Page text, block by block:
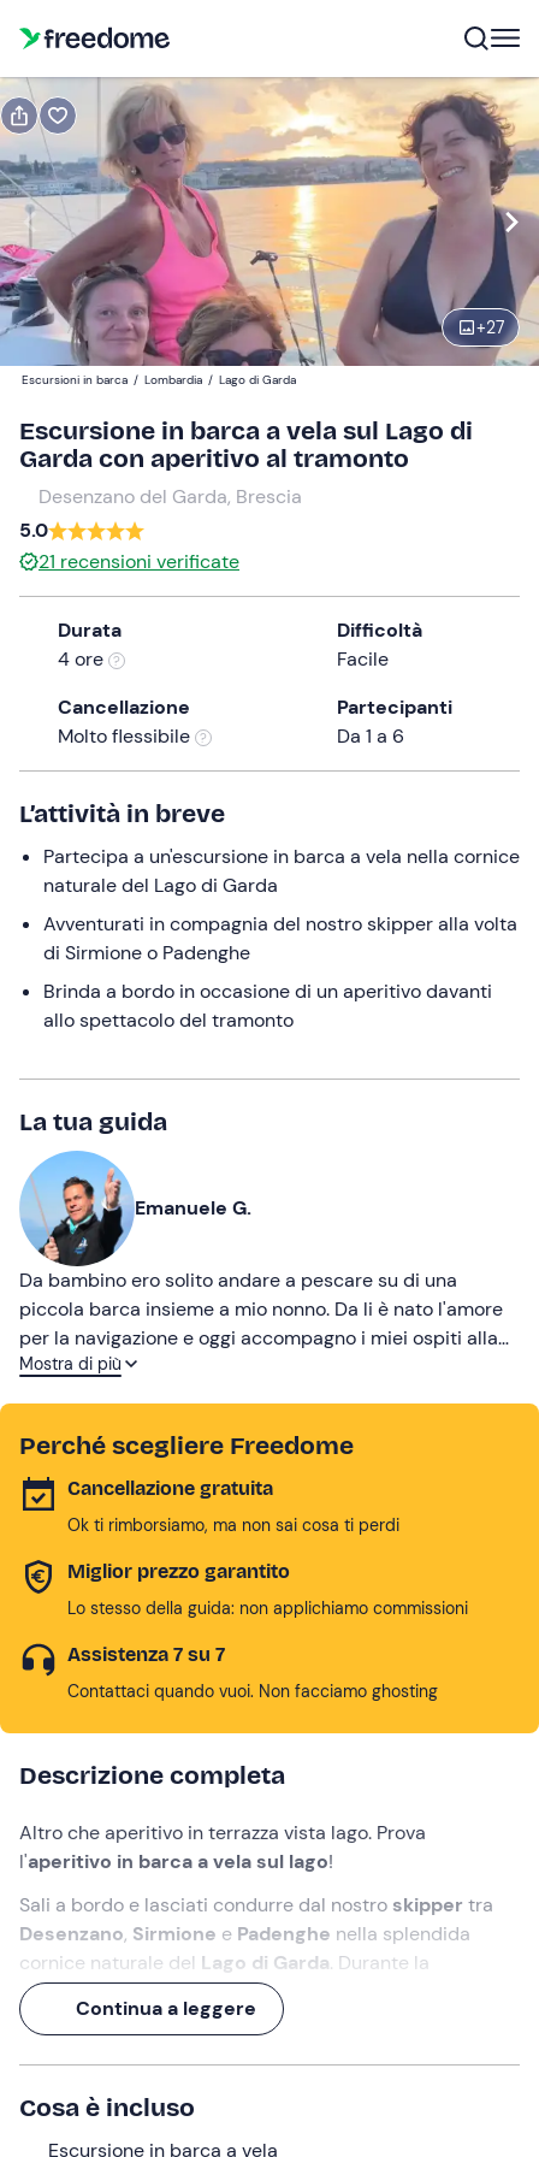
+27
Prenota Regala
Navigate
forward
to
interact
with
the
and
select
date.
Press
the
question
mark
keyboard
shortcuts
for
changing
dates.
Modifica
15:30 Modifica
Partecipanti
89 €
1
Escursioni in barca / Lombardia / Lago di Garda
Escursione in barca a vela sul Lago di
Garda con aperitivo al tramonto
Desenzano del Garda, Brescia
5.0
21 recensioni verificate
Durata
4 ore
Difficoltà
Facile
Cancellazione
Molto flessibile
Partecipanti
Da 1 a 6
L’attività in breve
Partecipa a un'escursione in barca a vela nella cornice
naturale del Lago di Garda
Avventurati in compagnia del nostro skipper alla volta
di Sirmione o Padenghe
Brinda a bordo in occasione di un aperitivo davanti
allo spettacolo del tramonto
La tua guida
Emanuele G.
Da bambino ero solito andare a pescare su di una
piccola barca insieme a mio nonno. Da li è nato l'amore
per la navigazione e oggi accompagno i miei ospiti alla
scoperta del Lago di Garda in barca a vela!
Mostra di più
Perché scegliere Freedome
Cancellazione gratuita
Ok ti rimborsiamo, ma non sai cosa ti perdi
Miglior prezzo garantito
Lo stesso della guida: non applichiamo commissioni
Assistenza 7 su 7
Contattaci quando vuoi. Non facciamo ghosting
Descrizione completa
Altro che aperitivo in terrazza vista lago. Prova
l'aperitivo in barca a vela sul lago!
Sali a bordo e lasciati condurre dal nostro skipper tra
Desenzano, Sirmione e Padenghe nella splendida
cornice naturale del Lago di Garda. Durante la
navigazione potraipartecipare attivamente alla vita di
bordo come parte di un vero "equipaggio" e durante le
Un'esperienza di 4 ore
bordo davanti allo spettacolo del tramonto
Continua a leggere
Cosa è incluso
Escursione in barca a vela